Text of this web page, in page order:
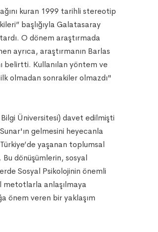
kuran 1999 tarihli stereotip
başlığıyla Galatasaray
O dönem araştırmada
ayrıca, araştırmanın Barlas
belirtti. Kullanılan yöntem ve
olmadan sonrakiler olmazdı"
Üniversitesi) davet edilmişti
gelmesini heyecanla
yaşanan toplumsal
dönüşümlerin, sosyal
Sosyal Psikolojinin önemli
metotlarla anlaşılmaya
önem veren bir yaklaşım